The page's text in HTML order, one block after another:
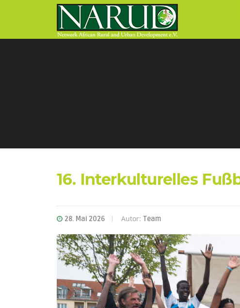
Direkt zum Inhalt
16. Interkulturelles
28. Mai 2026 Autor: Team